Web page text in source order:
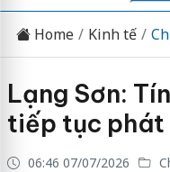
Home Kinh tế
Lạng Sơn:
tiếp tục phát
06:46 07/07/2026